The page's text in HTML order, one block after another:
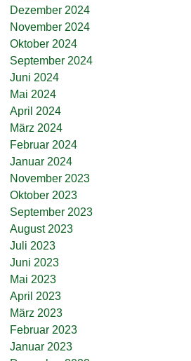
Dezember 2024
November 2024
Oktober 2024
September 2024
Juni 2024
Mai 2024
April 2024
März 2024
Februar 2024
Januar 2024
November 2023
Oktober 2023
September 2023
August 2023
Juli 2023
Juni 2023
Mai 2023
April 2023
März 2023
Februar 2023
Januar 2023